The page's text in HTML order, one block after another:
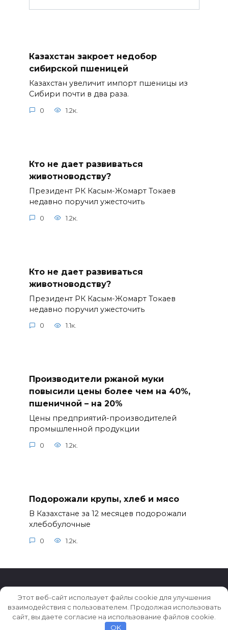
Казахстан закроет недобор
сибирской пшеницей
Казахстан увеличит импорт пшеницы из
Сибири почти в два раза.
0 1.2к.
Кто не дает развиваться
животноводству?
Президент РК Касым-Жомарт Токаев
недавно поручил ужесточить
0 1.2к.
Кто не дает развиваться
животноводству?
Президент РК Касым-Жомарт Токаев
недавно поручил ужесточить
0 1.1к.
Производители ржаной муки
повысили цены более чем на 40%,
пшеничной – на 20%
Цены предприятий-производителей
промышленной продукции
0 1.2к.
Подорожали крупы, хлеб и мясо
В Казахстане за 12 месяцев подорожали
хлебобулочные
0 1.2к.
© 2026 Истории ★ Новости ★ Факты ★ Очерки
Этот веб-сайт использует файлы cookie для улучшения
взаимодействия с пользователем. Продолжая использовать
сайт, вы даете согласие на использование файлов cookie.
OK